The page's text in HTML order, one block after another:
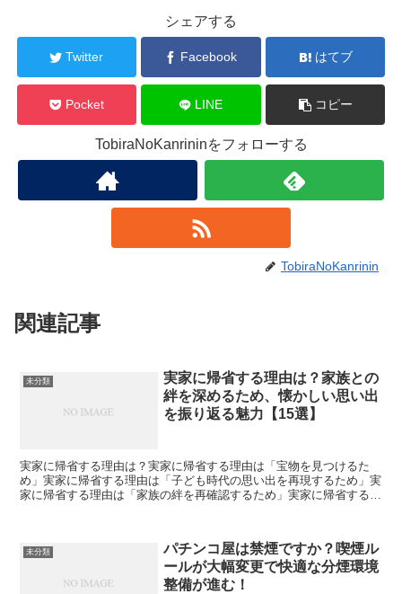
シェアする
Twitter Facebook はてブ
Pocket LINE コピー
TobiraNoKanrininをフォローする
TobiraNoKanrinin
関連記事
未分類
実家に帰省する理由は？家族との
絆を深めるため、懐かしい思い出
を振り返る魅力【15選】
実家に帰省する理由は？実家に帰省する理由は「宝物を見つけるた
め」実家に帰省する理由は「子ども時代の思い出を再現するため」実
家に帰省する理由は「家族の絆を再確認するため」実家に帰省する理
未分類
パチンコ屋は禁煙ですか？喫煙ル
ールが大幅変更で快適な分煙環境
整備が進む！